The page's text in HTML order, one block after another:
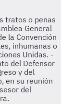
tratos o penas
General
la Convención
inhumanas o
Unidas. -
del Defensor
y del
en su reunión
del